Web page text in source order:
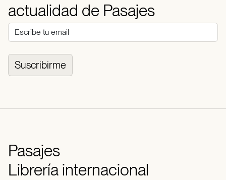
actualidad de Pasajes
Suscribirme
Pasajes
Librería internacional